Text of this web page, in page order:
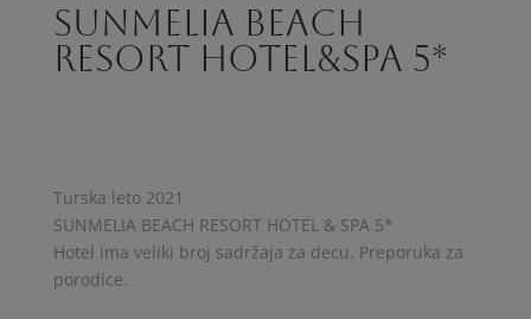
SUNMELIA BEACH
RESORT HOTEL&SPA 5*
Turska leto 2021
SUNMELIA BEACH RESORT HOTEL & SPA 5*
Hotel ima veliki broj sadržaja za decu. Preporuka za
porodice.